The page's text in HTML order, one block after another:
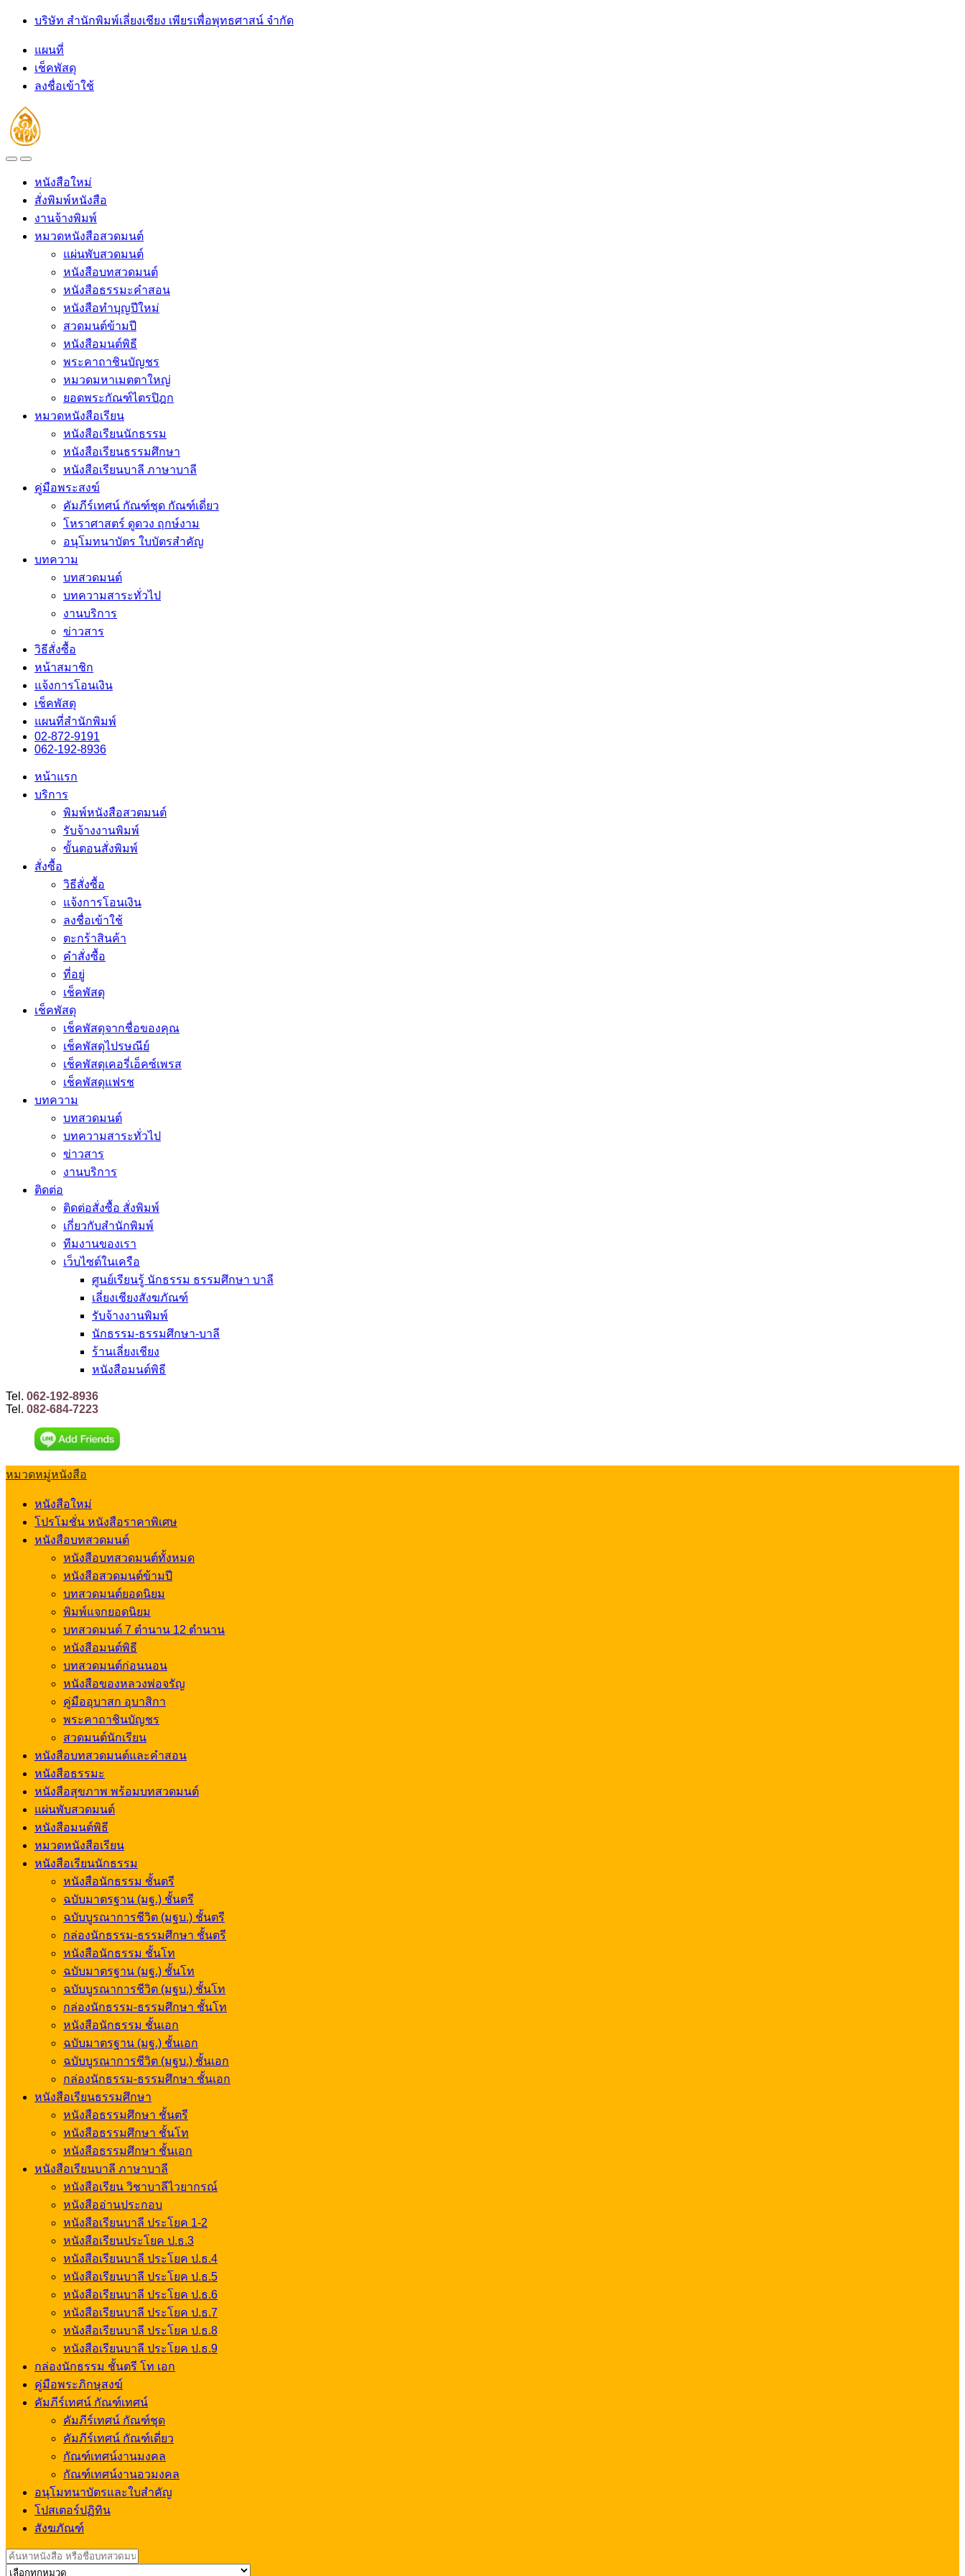
Skip
navigation
Skip
บริษัท สำนักพิมพ์เลี่ยงเชียง เพียรเพื่อพุทธศาสน์ จำกัด
แผนที่
เช็คพัสดุ
ลงชื่อเข้าใช้
OpenClose
หนังสือใหม่
สั่งพิมพ์หนังสือ
งานจ้างพิมพ์
หมวดหนังสือสวดมนต์
แผ่นพับสวดมนต์
หนังสือบทสวดมนต์
หนังสือธรรมะคำสอน
หนังสือทำบุญปีใหม่
สวดมนต์ข้ามปี
หนังสือมนต์พิธี
พระคาถาชินบัญชร
หมวดมหาเมตตาใหญ่
ยอดพระกัณฑ์ไตรปิฎก
หมวดหนังสือเรียน
หนังสือเรียนนักธรรม
หนังสือเรียนธรรมศึกษา
หนังสือเรียนบาลี ภาษาบาลี
คู่มือพระสงฆ์
คัมภีร์เทศน์ กัณฑ์ชุด กัณฑ์เดี่ยว
โหราศาสตร์ ดูดวง ฤกษ์งาม
อนุโมทนาบัตร ใบบัตรสำคัญ
บทความ
บทสวดมนต์
บทความสาระทั่วไป
งานบริการ
ข่าวสาร
วิธีสั่งซื้อ
หน้าสมาชิก
แจ้งการโอนเงิน
เช็คพัสดุ
แผนที่สำนักพิมพ์
02-872-9191
062-192-8936
หน้าแรก
บริการ
พิมพ์หนังสือสวดมนต์
รับจ้างงานพิมพ์
ขั้นตอนสั่งพิมพ์
สั่งซื้อ
วิธีสั่งซื้อ
แจ้งการโอนเงิน
ลงชื่อเข้าใช้
ตะกร้าสินค้า
คำสั่งซื้อ
ที่อยู่
เช็คพัสดุ
เช็คพัสดุ
เช็คพัสดุจากชื่อของคุณ
เช็คพัสดุไปรษณีย์
เช็คพัสดุเคอรี่เอ็คซ์เพรส
เช็คพัสดุแฟรช
บทความ
บทสวดมนต์
บทความสาระทั่วไป
ข่าวสาร
งานบริการ
ติดต่อ
ติดต่อสั่งซื้อ สั่งพิมพ์
เกี่ยวกับสำนักพิมพ์
ทีมงานของเรา
เว็บไซต์ในเครือ
ศูนย์เรียนรู้ นักธรรม ธรรมศึกษา บาลี
เลี่ยงเชียงสังฆภัณฑ์
รับจ้างงานพิมพ์
นักธรรม-ธรรมศึกษา-บาลี
ร้านเลี่ยงเชียง
หนังสือมนต์พิธี
Tel. 062-192-8936
Tel. 082-684-7223
หมวดหมู่หนังสือ
หนังสือใหม่
โปรโมชั่น หนังสือราคาพิเศษ
หนังสือบทสวดมนต์
หนังสือบทสวดมนต์ทั้งหมด
หนังสือสวดมนต์ข้ามปี
บทสวดมนต์ยอดนิยม
พิมพ์แจกยอดนิยม
บทสวดมนต์ 7 ตำนาน 12 ตำนาน
หนังสือมนต์พิธี
บทสวดมนต์ก่อนนอน
หนังสือของหลวงพ่อจรัญ
คู่มืออุบาสก อุบาสิกา
พระคาถาชินบัญชร
สวดมนต์นักเรียน
หนังสือบทสวดมนต์และคำสอน
หนังสือธรรมะ
หนังสือสุขภาพ พร้อมบทสวดมนต์
แผ่นพับสวดมนต์
หนังสือมนต์พิธี
หมวดหนังสือเรียน
หนังสือเรียนนักธรรม
หนังสือนักธรรม ชั้นตรี
ฉบับมาตรฐาน (มฐ.) ชั้นตรี
ฉบับบูรณาการชีวิต (มฐบ.) ชั้นตรี
กล่องนักธรรม-ธรรมศึกษา ชั้นตรี
หนังสือนักธรรม ชั้นโท
ฉบับมาตรฐาน (มฐ.) ชั้นโท
ฉบับบูรณาการชีวิต (มฐบ.) ชั้นโท
กล่องนักธรรม-ธรรมศึกษา ชั้นโท
หนังสือนักธรรม ชั้นเอก
ฉบับมาตรฐาน (มฐ.) ชั้นเอก
ฉบับบูรณาการชีวิต (มฐบ.) ชั้นเอก
กล่องนักธรรม-ธรรมศึกษา ชั้นเอก
หนังสือเรียนธรรมศึกษา
หนังสือธรรมศึกษา ชั้นตรี
หนังสือธรรมศึกษา ชั้นโท
หนังสือธรรมศึกษา ชั้นเอก
หนังสือเรียนบาลี ภาษาบาลี
หนังสือเรียน วิชาบาลีไวยากรณ์
หนังสืออ่านประกอบ
หนังสือเรียนบาลี ประโยค 1-2
หนังสือเรียนประโยค ป.ธ.3
หนังสือเรียนบาลี ประโยค ป.ธ.4
หนังสือเรียนบาลี ประโยค ป.ธ.5
หนังสือเรียนบาลี ประโยค ป.ธ.6
หนังสือเรียนบาลี ประโยค ป.ธ.7
หนังสือเรียนบาลี ประโยค ป.ธ.8
หนังสือเรียนบาลี ประโยค ป.ธ.9
กล่องนักธรรม ชั้นตรี โท เอก
คู่มือพระภิกษุสงฆ์
คัมภีร์เทศน์ กัณฑ์เทศน์
คัมภีร์เทศน์ กัณฑ์ชุด
คัมภีร์เทศน์ กัณฑ์เดี่ยว
กัณฑ์เทศน์งานมงคล
กัณฑ์เทศน์งานอวมงคล
อนุโมทนาบัตรและใบสำคัญ
โปสเตอร์ปฏิทิน
สังฆภัณฑ์
Search
for: